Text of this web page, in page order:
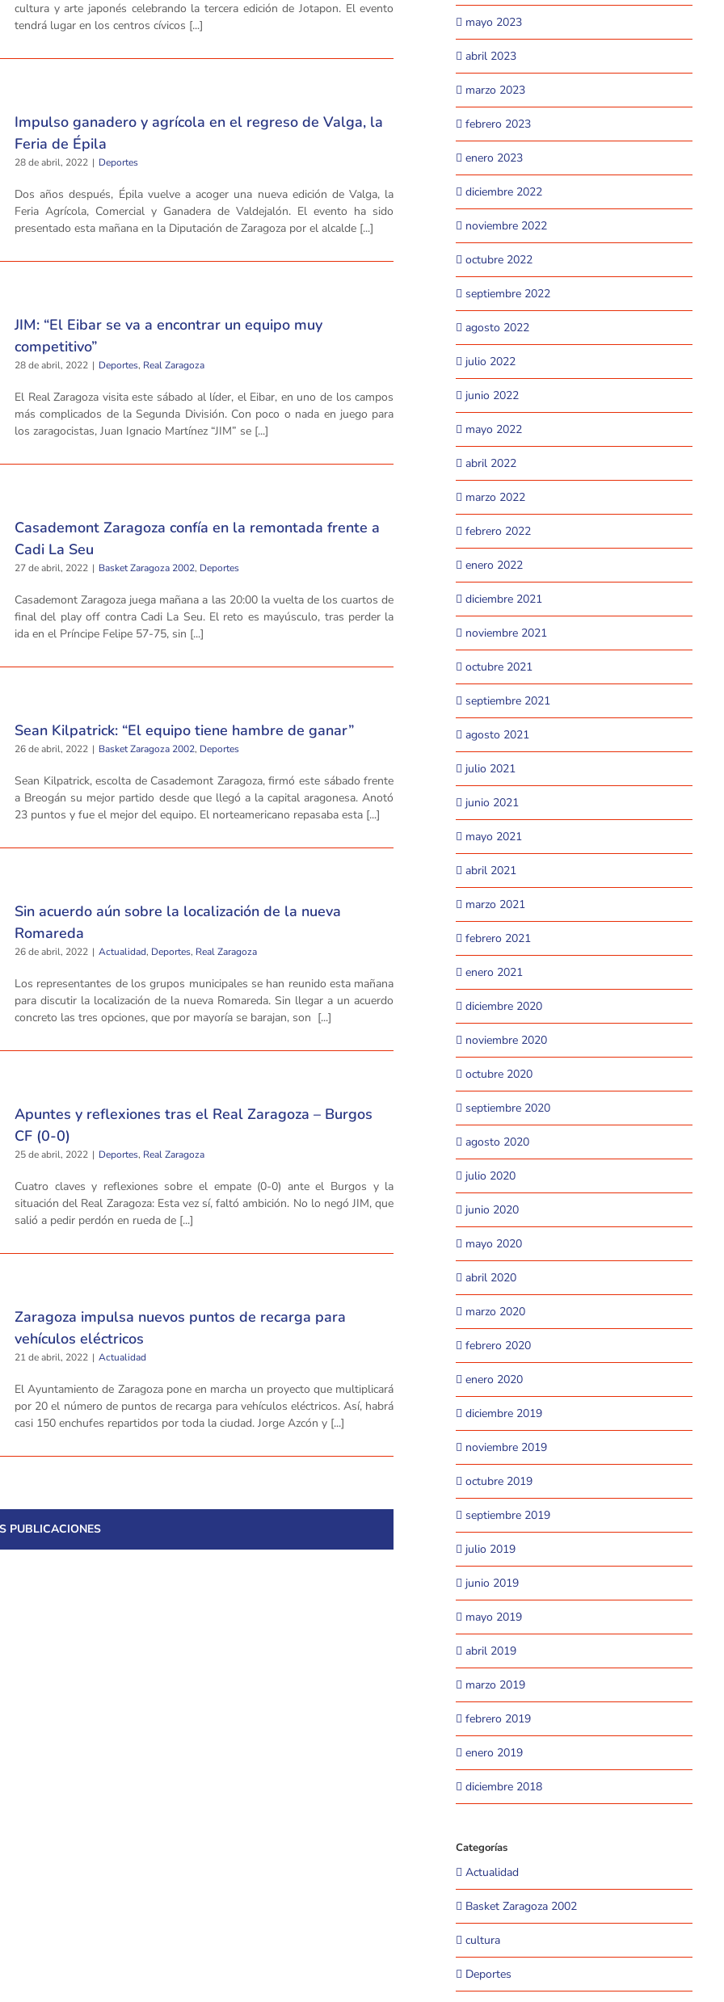
cultura y arte japonés celebrando la tercera edición de Jotapon. El evento
tendrá lugar en los centros cívicos [...]
Impulso ganadero y agrícola en el regreso de Valga, la
Feria de Épila
28 de abril, 2022 | Deportes
Dos años después, Épila vuelve a acoger una nueva edición de Valga, la
Feria Agrícola, Comercial y Ganadera de Valdejalón. El evento ha sido
presentado esta mañana en la Diputación de Zaragoza por el alcalde [...]
JIM: “El Eibar se va a encontrar un equipo muy
competitivo”
28 de abril, 2022 | Deportes, Real Zaragoza
El Real Zaragoza visita este sábado al líder, el Eibar, en uno de los campos
más complicados de la Segunda División. Con poco o nada en juego para
los zaragocistas, Juan Ignacio Martínez “JIM” se [...]
Casademont Zaragoza confía en la remontada frente a
Cadi La Seu
27 de abril, 2022 | Basket Zaragoza 2002, Deportes
Casademont Zaragoza juega mañana a las 20:00 la vuelta de los cuartos de
final del play off contra Cadi La Seu. El reto es mayúsculo, tras perder la
ida en el Príncipe Felipe 57-75, sin [...]
Sean Kilpatrick: “El equipo tiene hambre de ganar”
26 de abril, 2022 | Basket Zaragoza 2002, Deportes
Sean Kilpatrick, escolta de Casademont Zaragoza, firmó este sábado frente
a Breogán su mejor partido desde que llegó a la capital aragonesa. Anotó
23 puntos y fue el mejor del equipo. El norteamericano repasaba esta [...]
Sin acuerdo aún sobre la localización de la nueva
Romareda
26 de abril, 2022 | Actualidad, Deportes, Real Zaragoza
Los representantes de los grupos municipales se han reunido esta mañana
para discutir la localización de la nueva Romareda. Sin llegar a un acuerdo
concreto las tres opciones, que por mayoría se barajan, son [...]
Apuntes y reflexiones tras el Real Zaragoza – Burgos
CF (0-0)
25 de abril, 2022 | Deportes, Real Zaragoza
Cuatro claves y reflexiones sobre el empate (0-0) ante el Burgos y la
situación del Real Zaragoza: Esta vez sí, faltó ambición. No lo negó JIM, que
salió a pedir perdón en rueda de [...]
Zaragoza impulsa nuevos puntos de recarga para
vehículos eléctricos
21 de abril, 2022 | Actualidad
El Ayuntamiento de Zaragoza pone en marcha un proyecto que multiplicará
por 20 el número de puntos de recarga para vehículos eléctricos. Así, habrá
casi 150 enchufes repartidos por toda la ciudad. Jorge Azcón y [...]
PUBLICACIONES
mayo 2023
abril 2023
marzo 2023
febrero 2023
enero 2023
diciembre 2022
noviembre 2022
octubre 2022
septiembre 2022
agosto 2022
julio 2022
junio 2022
mayo 2022
abril 2022
marzo 2022
febrero 2022
enero 2022
diciembre 2021
noviembre 2021
octubre 2021
septiembre 2021
agosto 2021
julio 2021
junio 2021
mayo 2021
abril 2021
marzo 2021
febrero 2021
enero 2021
diciembre 2020
noviembre 2020
octubre 2020
septiembre 2020
agosto 2020
julio 2020
junio 2020
mayo 2020
abril 2020
marzo 2020
febrero 2020
enero 2020
diciembre 2019
noviembre 2019
octubre 2019
septiembre 2019
julio 2019
junio 2019
mayo 2019
abril 2019
marzo 2019
febrero 2019
enero 2019
diciembre 2018
Categorías
Actualidad
Basket Zaragoza 2002
cultura
Deportes